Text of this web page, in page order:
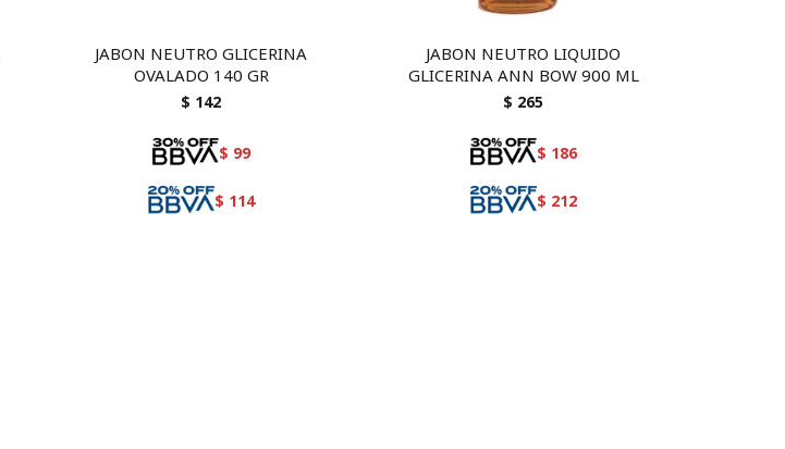
JABON NEUTRO GLICERINA
OVALADO 140 GR
$ 142
$ 99
$ 114
JABON NEUTRO LIQUIDO
GLICERINA ANN BOW 900 ML
$ 265
$ 186
$ 212